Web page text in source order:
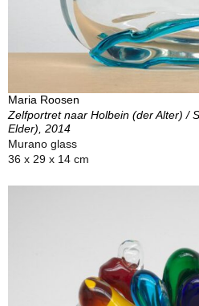
Maria Roosen
Zelfportret naar Holbein (der Alter) /
Elder), 2014
Murano glass
36 x 29 x 14 cm